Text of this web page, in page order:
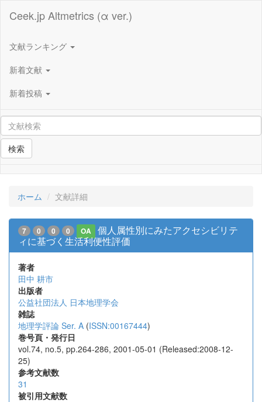
Ceek.jp Altmetrics (α ver.)
文献ランキング
新着文献
新着投稿
検索
ホーム 文献詳細
7 0 0 0 OA
個人属性別にみたアクセシビリテ
ィに基づく生活利便性評価
著者
田中 耕市
出版者
公益社団法人 日本地理学会
雑誌
地理学評論 Ser. A (ISSN:00167444)
巻号頁・発行日
vol.74, no.5, pp.264-286, 2001-05-01 (Released:2008-12-
25)
参考文献数
31
被引用文献数